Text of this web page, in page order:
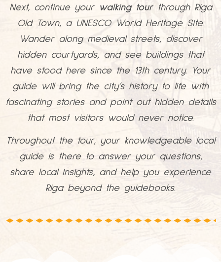
Next, continue your walking tourthrough Riga
Old Town, a UNESCO World Heritage Site.
Wander along medieval streets, discover
hidden courtyards, and see buildings that
have stood here since the 13th century. Your
guide will bring the city’s history to life with
fascinating stories and point out hidden details
that most visitors would never notice.
Throughout the tour, your knowledgeable local
guide is there to answer your questions,
share local insights, and help you experience
Riga beyond the guidebooks.